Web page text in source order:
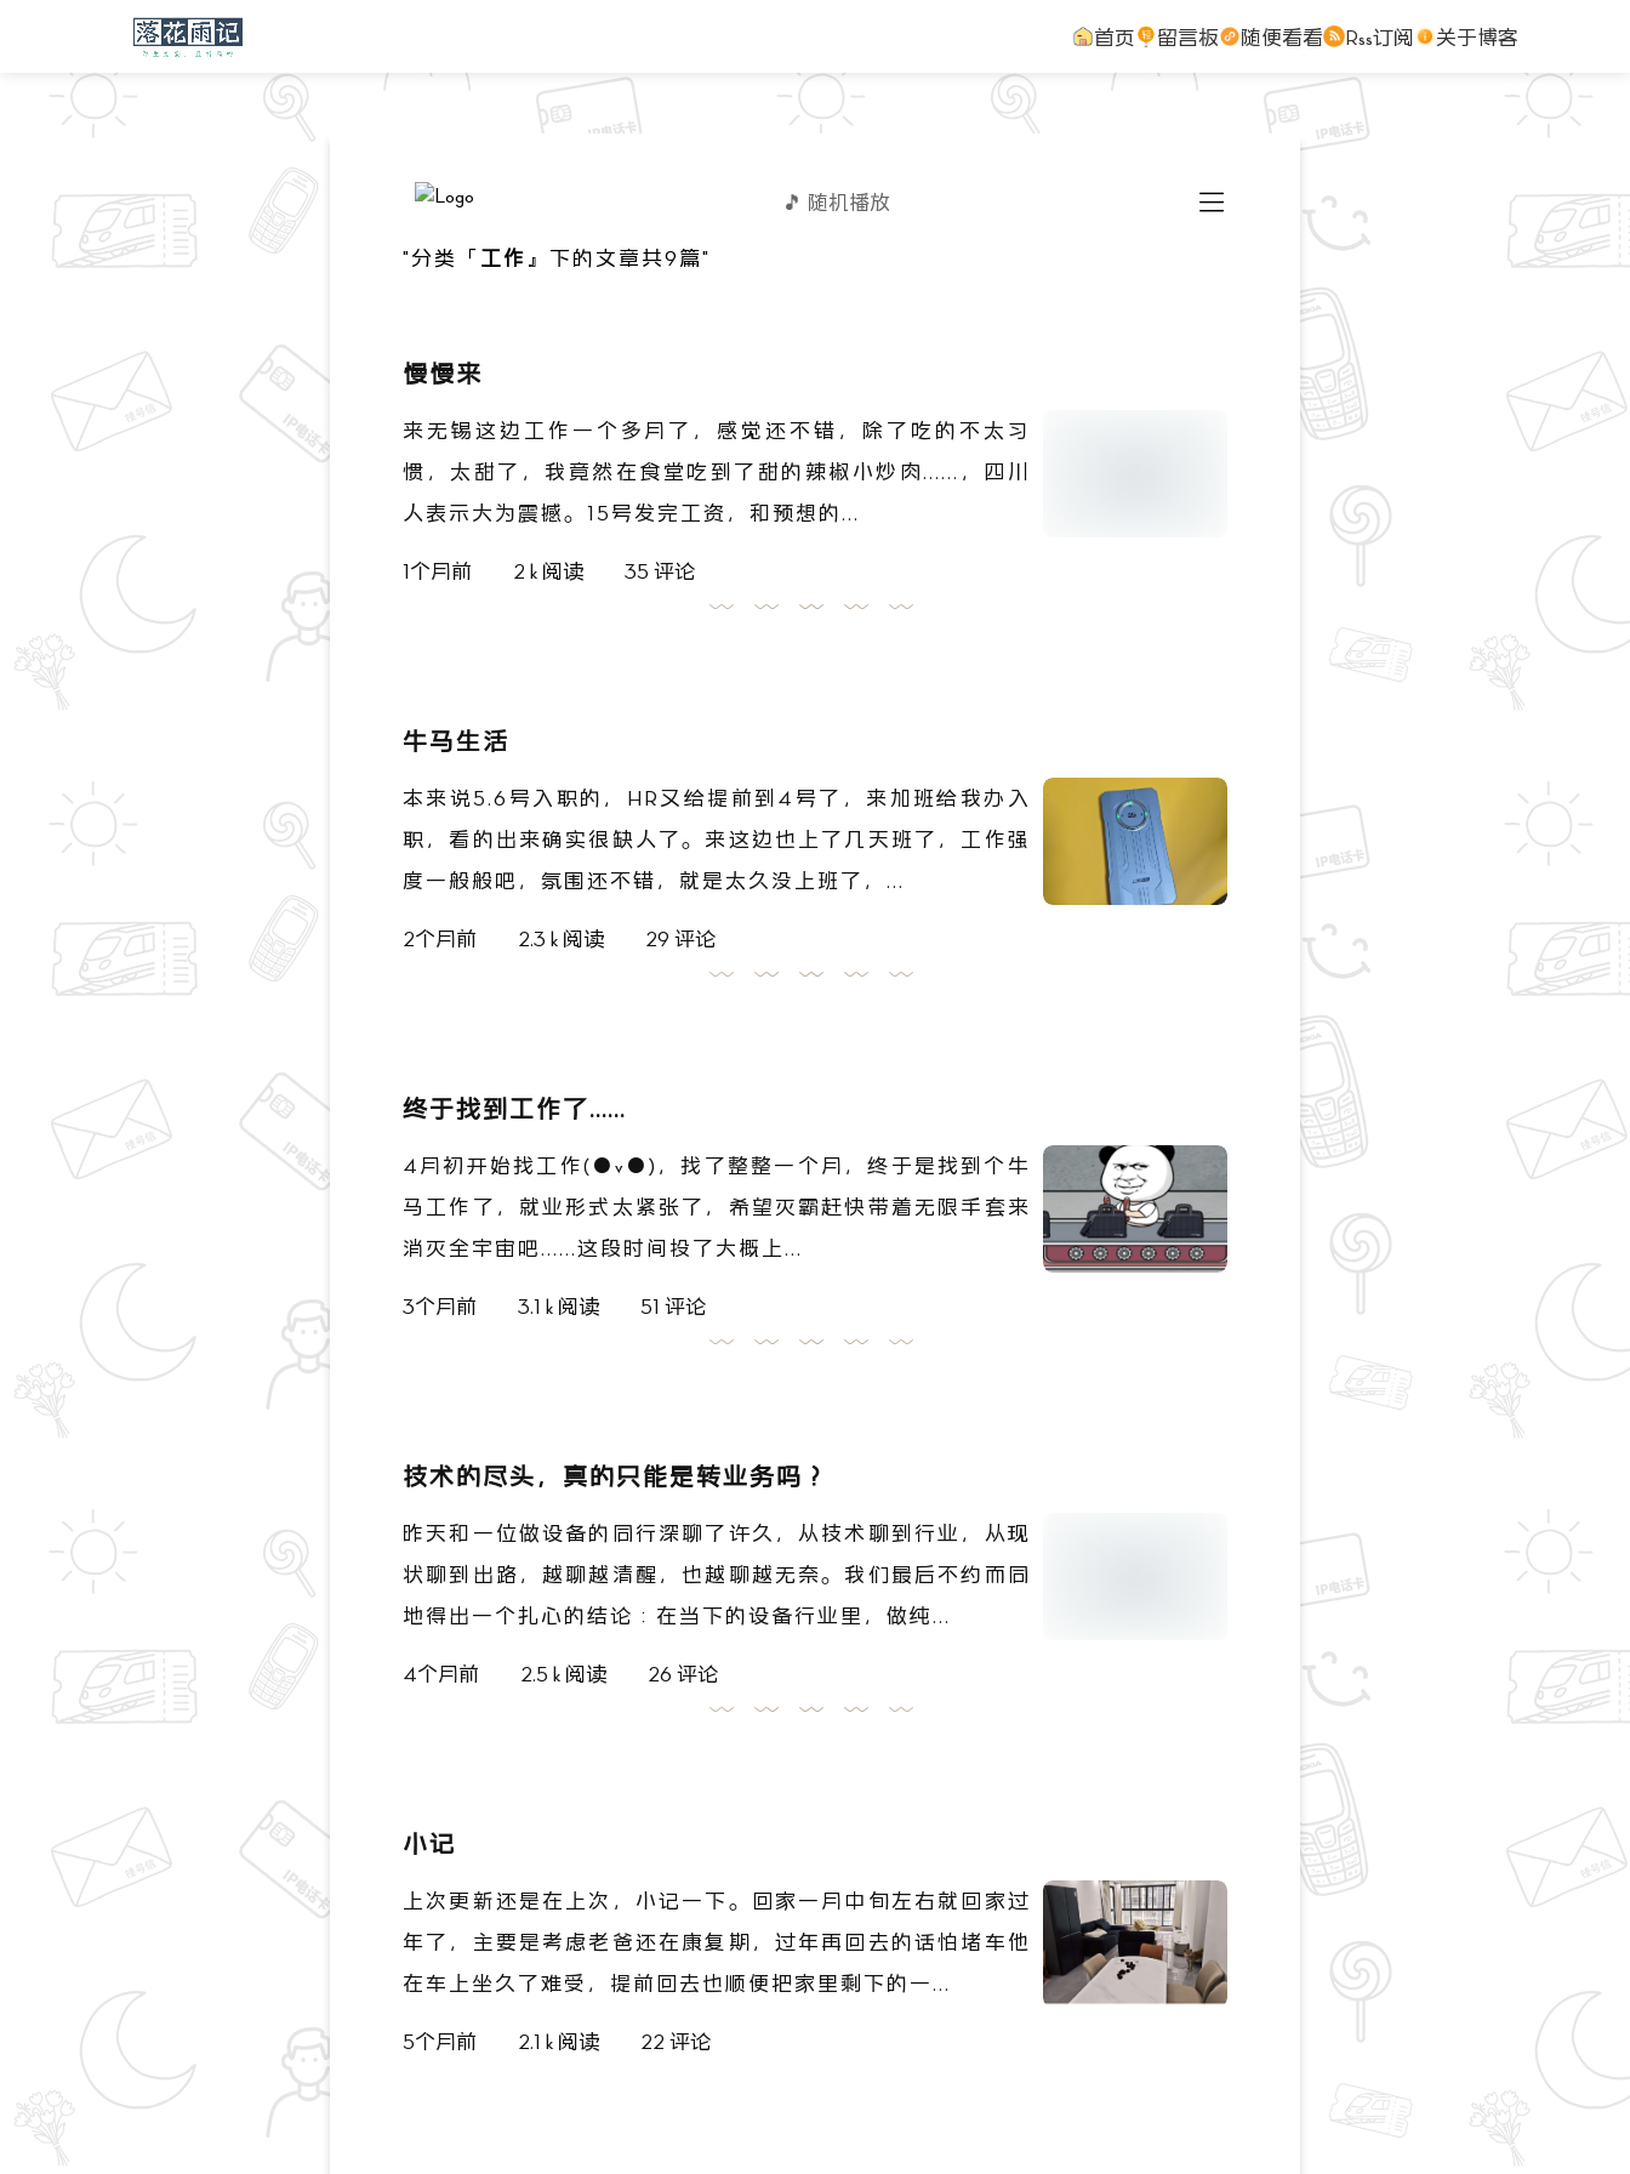
首页 留言板 随便看看 Rss订阅 关于博客
🎵 随机播放
"分类「工作 』下的文章共9篇"
慢慢来
来无锡这边工作一个多月了，感觉还不错，除了吃的不太习
惯，太甜了，我竟然在食堂吃到了甜的辣椒小炒肉......，四川
人表示大为震撼。15号发完工资，和预想的...
1个月前 2 k 阅读 35 评论
牛马生活
本来说5.6号入职的，HR又给提前到4号了，来加班给我办入
职，看的出来确实很缺人了。来这边也上了几天班了，工作强
度一般般吧，氛围还不错，就是太久没上班了，...
2个月前 2.3 k 阅读 29 评论
终于找到工作了......
4月初开始找工作(●v●)，找了整整一个月，终于是找到个牛
马工作了，就业形式太紧张了，希望灭霸赶快带着无限手套来
消灭全宇宙吧......这段时间投了大概上...
3个月前 3.1 k 阅读 51 评论
技术的尽头，真的只能是转业务吗？
昨天和一位做设备的同行深聊了许久，从技术聊到行业，从现
状聊到出路，越聊越清醒，也越聊越无奈。我们最后不约而同
地得出一个扎心的结论：在当下的设备行业里，做纯...
4个月前 2.5 k 阅读 26 评论
小记
上次更新还是在上次，小记一下。回家一月中旬左右就回家过
年了，主要是考虑老爸还在康复期，过年再回去的话怕堵车他
在车上坐久了难受，提前回去也顺便把家里剩下的一...
5个月前 2.1 k 阅读 22 评论